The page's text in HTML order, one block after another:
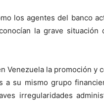
los agentes del banco
la grave situación
Venezuela la promoción y
a su mismo grupo
irregularidades